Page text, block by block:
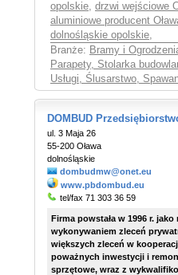
opolskie, drzwi wejściowe
aluminiowe producent
dolnośląskie opolskie,
Branże: Bramy i
Parapety, Stolarka
Usługi, Ślusarstwo,
DOMBUD
ul. 3 Maja 26
55-200 Oława
dolnośląskie
dombudmw@onet.eu
www.pbdombud.eu
tel/fax 71 303 36 59
Firma powstała w 1996 r.
wykonywaniem zleceń
większych zleceń w
poważnych inwestycji i
sprzętowe, wraz z